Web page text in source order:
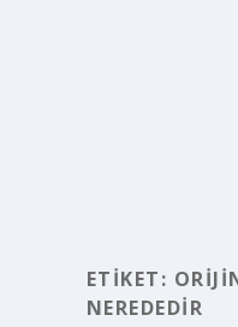
ETIKET:
NEREDEDIR